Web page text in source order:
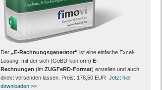
Der „E-Rechnungsgenerator“ ist eine einfache Excel-
Lösung, mit der sich (GoBD-konform) E-
Rechnungen (im ZUGFeRD-Format) erstellen und auch
direkt versenden lassen. Preis: 178,50 EUR Jetzt hier
downloaden >>